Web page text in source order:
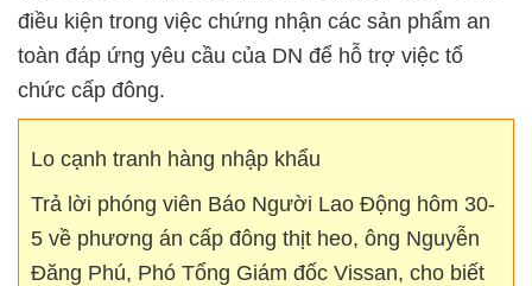
điều kiện trong việc chứng nhận các sản phẩm an
toàn đáp ứng yêu cầu của DN để hỗ trợ việc tổ
chức cấp đông.
Lo cạnh tranh hàng nhập khẩu
Trả lời phóng viên Báo Người Lao Động hôm 30-
5 về phương án cấp đông thịt heo, ông Nguyễn
Đăng Phú, Phó Tổng Giám đốc Vissan, cho biết